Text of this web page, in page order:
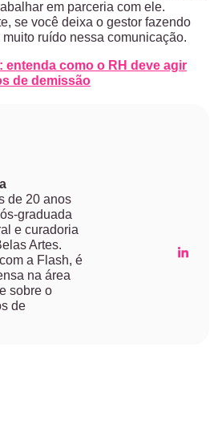
em parceria com ele.
se você deixa o gestor fazendo
ruído nessa comunicação.
entenda como o RH deve agir
de demissão
de 20 anos
graduada
e curadoria
Artes.
a Flash, é
na área
sobre o
de